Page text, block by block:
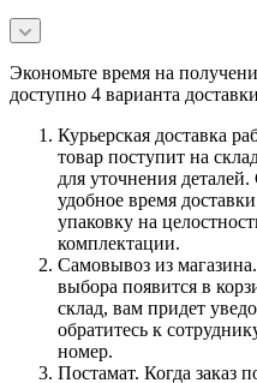
Экономьте время на
доступно 4 варианта
Курьерская доставка
товар поступит на
для уточнения
удобное время
упаковку на
комплектации.
Самовывоз из
выбора появится в
склад, вам придет
обратитесь к
номер.
Постамат. Когда заказ